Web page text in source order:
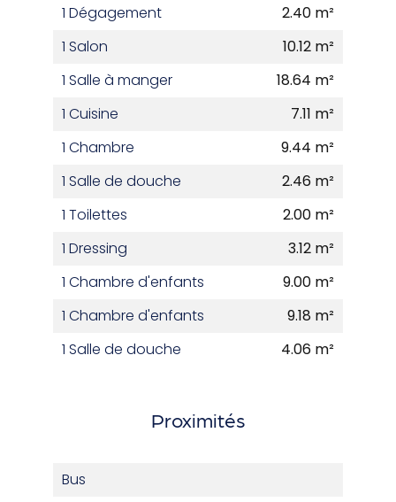
1 Dégagement
2.40 m²
1 Salon
10.12 m²
1 Salle à manger
18.64 m²
1 Cuisine
7.11 m²
1 Chambre
9.44 m²
1 Salle de douche
2.46 m²
1 Toilettes
2.00 m²
1 Dressing
3.12 m²
1 Chambre d'enfants
9.00 m²
1 Chambre d'enfants
9.18 m²
1 Salle de douche
4.06 m²
Proximités
Bus